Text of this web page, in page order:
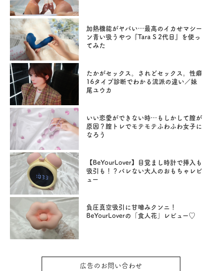
加熱機能がヤバい…最高のイカせマシー
ン青い吸うやつ『Tara S 2代目』を使っ
てみた
たかがセックス。されどセックス。性癖
16タイプ診断でわかる流派の違い／妹
尾ユウカ
いい恋愛ができない時…もしかして膣が
原因？膣トレでモテモテふわふわ女子に
なろう
【BeYourLover】目覚まし時計で挿入も
吸引も！？バレない大人のおもちゃレビ
ュー
負圧真空吸引に甘噛みクンニ！
BeYourLoverの「食人花」レビュー♡
広告のお問い合わせ